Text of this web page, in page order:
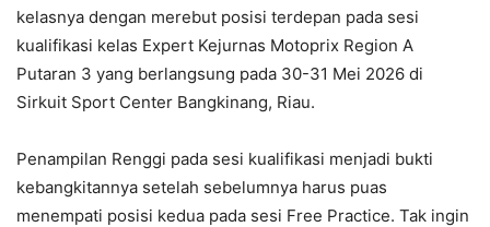
kelasnya dengan merebut posisi terdepan pada sesi
kualifikasi kelas Expert Kejurnas Motoprix Region A
Putaran 3 yang berlangsung pada 30-31 Mei 2026 di
Sirkuit Sport Center Bangkinang, Riau.
Penampilan Renggi pada sesi kualifikasi menjadi bukti
kebangkitannya setelah sebelumnya harus puas
menempati posisi kedua pada sesi Free Practice. Tak ingin